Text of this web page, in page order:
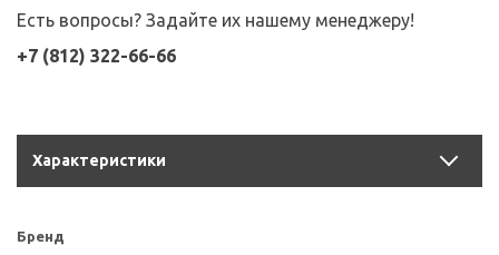
Есть вопросы? Задайте их нашему менеджеру!
+7 (812) 322-66-66
Характеристики
Бренд